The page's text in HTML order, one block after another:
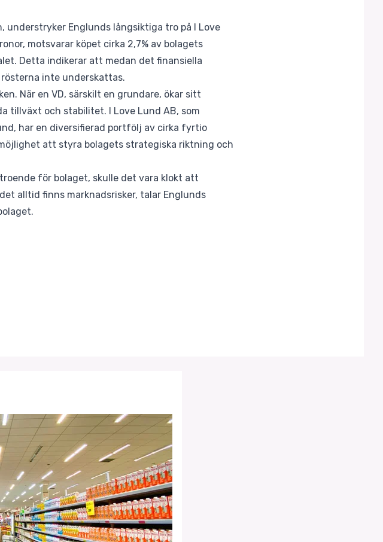
Englunds långsiktiga tro på I Love
motsvarar köpet cirka 2,7% av bolagets
Detta indikerar att medan det finansiella
inte underskattas.
När en VD, särskilt en grundare, ökar sitt
tillväxt och stabilitet. I Love Lund AB, som
har en diversifierad portfölj av cirka fyrtio
att styra bolagets strategiska riktning och
för bolaget, skulle det vara klokt att
alltid finns marknadsrisker, talar Englunds